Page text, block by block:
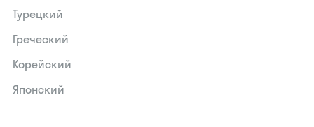
Турецкий
Греческий
Корейский
Японский